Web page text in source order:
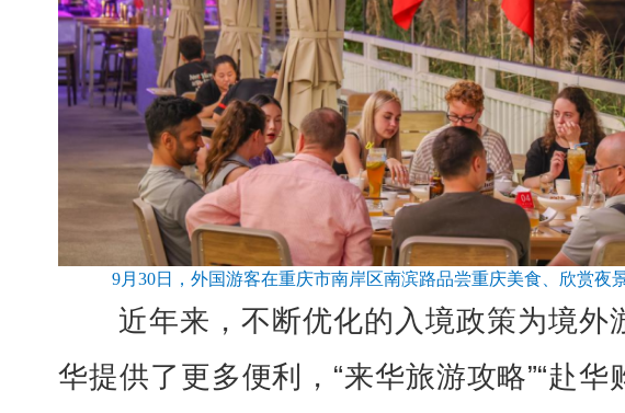
9月30日，外国游客在重庆市南岸区南滨路品尝重庆美食、欣赏夜
近年来，不断优化的入境政策为境外
华提供了更多便利，“来华旅游攻略”“赴华